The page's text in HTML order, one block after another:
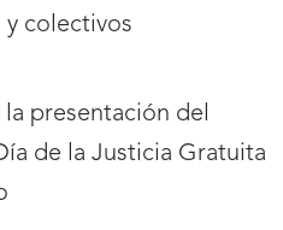
colectivos